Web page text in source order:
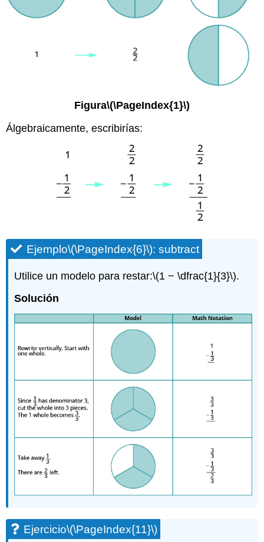
Figura\(\PageIndex{1}\)
Álgebraicamente, escribirías:
Ejemplo\(\PageIndex{6}\): subtract
Utilice un modelo para restar:\(1 − \dfrac{1}{3}\).
Solución
Ejercicio\(\PageIndex{11}\)